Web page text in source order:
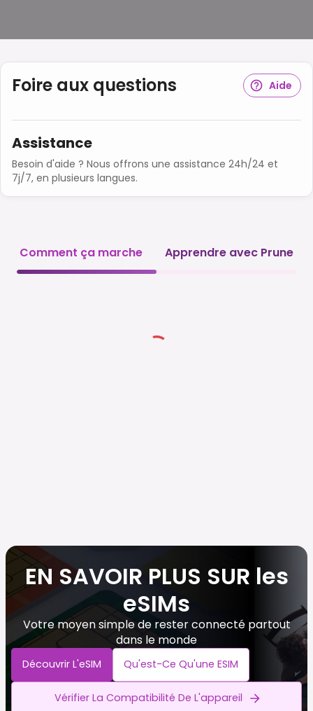
Foire aux questions Aide
Assistance
Besoin d'aide ? Nous offrons une assistance 24h/24 et
7j/7, en plusieurs langues.
Comment ça marche Apprendre avec Prune
EN SAVOIR PLUS SUR les
eSIMs
Votre moyen simple de rester connecté partout
dans le monde
Découvrir L'eSIM Qu'est-Ce Qu'une ESIM
Vérifier La Compatibilité De L'appareil